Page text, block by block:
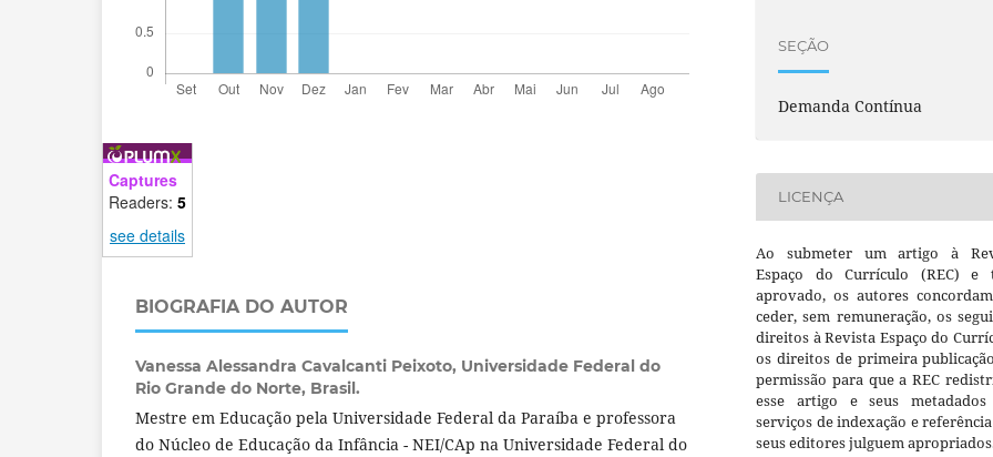
Captures
Readers: 5
see details
BIOGRAFIA DO AUTOR
Vanessa Alessandra Cavalcanti Peixoto, Universidade Federal do
Rio Grande do Norte, Brasil.
Mestre em Educação pela Universidade Federal da Paraíba e professora
do Núcleo de Educação da Infância - NEI/CAp na Universidade Federal do
SEÇÃO
Demanda Contínua
LICENÇA
Ao submeter um artigo à
Espaço do Currículo (REC) e
aprovado, os autores
ceder, sem remuneração, os
direitos à Revista Espaço do
os direitos de primeira
permissão para que a REC
esse artigo e seus metadados
serviços de indexação e
seus editores julguem